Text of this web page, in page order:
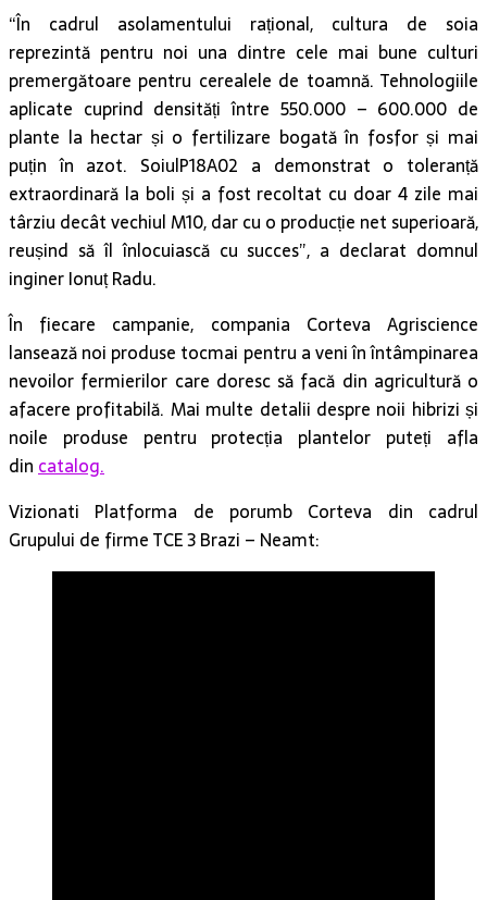
“În cadrul asolamentului rațional, cultura de soia
reprezintă pentru noi una dintre cele mai bune culturi
premergătoare pentru cerealele de toamnă. Tehnologiile
aplicate cuprind densități între 550.000 – 600.000 de
plante la hectar și o fertilizare bogată în fosfor și mai
puțin în azot. SoiulP18A02 a demonstrat o toleranță
extraordinară la boli și a fost recoltat cu doar 4 zile mai
târziu decât vechiul M10, dar cu o producție net superioară,
reușind să îl înlocuiască cu succes”, a declarat domnul
inginer Ionuț Radu.
În fiecare campanie, compania Corteva Agriscience
lansează noi produse tocmai pentru a veni în întâmpinarea
nevoilor fermierilor care doresc să facă din agricultură o
afacere profitabilă. Mai multe detalii despre noii hibrizi și
noile produse pentru protecția plantelor puteți afla
dincatalog.
Vizionati Platforma de porumb Corteva din cadrul
Grupului de firme TCE 3 Brazi – Neamt: